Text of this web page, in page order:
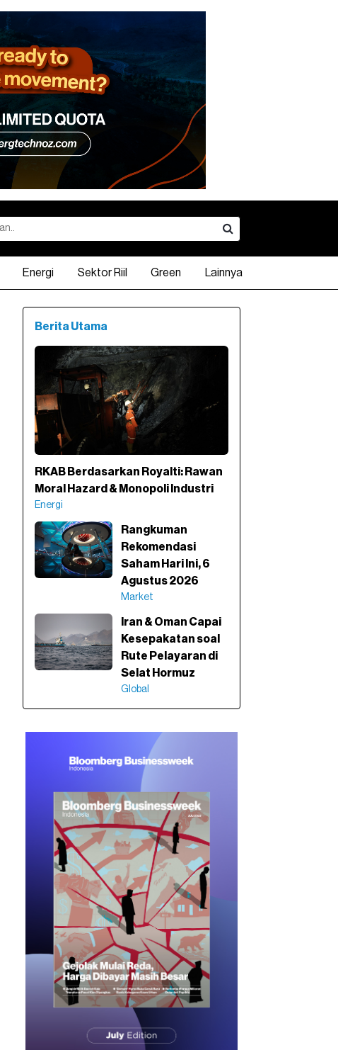
Energi Sektor Riil Green Lainnya
Berita Utama
RKAB Berdasarkan Royalti: Rawan
Moral Hazard & Monopoli Industri
Energi
Rangkuman
Rekomendasi
Saham Hari Ini, 6
Agustus 2026
Market
Iran & Oman Capai
Kesepakatan soal
Rute Pelayaran di
Selat Hormuz
Global